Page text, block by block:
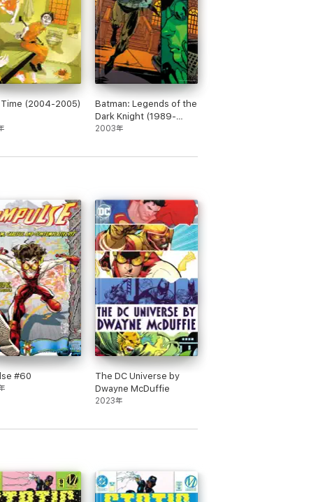
Time (2004-2005)
Batman: Legends of the
Dark Knight (1989-
2007) #167
2003年
#60
The DC Universe by
Dwayne McDuffie
2023年